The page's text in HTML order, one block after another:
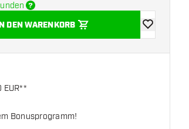
DEN WARENKORB
Zur
EUR**
Bonusprogramm!